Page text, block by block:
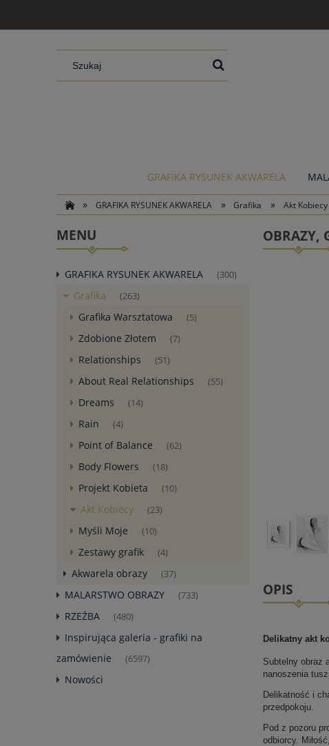
GRAFIKA RYSUNEK AKWARELA
» GRAFIKA RYSUNEK AKWARELA » Grafika » Akt Kobiecy
MENU
GRAFIKA RYSUNEK AKWARELA (300)
Grafika (263)
Grafika Warsztatowa (5)
Zdobione Złotem (7)
Relationships (51)
About Real Relationships (55)
Dreams (14)
Rain (4)
Point of Balance (62)
Body Flowers (18)
Projekt Kobieta (10)
Akt Kobiecy (23)
Myśli Moje (10)
Zestawy grafik (4)
Akwarela obrazy (37)
MALARSTWO OBRAZY (733)
RZEŹBA (480)
Inspirująca galeria - grafiki na
zamówienie
(6597)
Nowości
OBRAZY,
OPIS
Delikatny akt
Subtelny obraz
nanoszenia
Delikatność i
przedpokoju.
Pod z pozoru
odbiorcy.